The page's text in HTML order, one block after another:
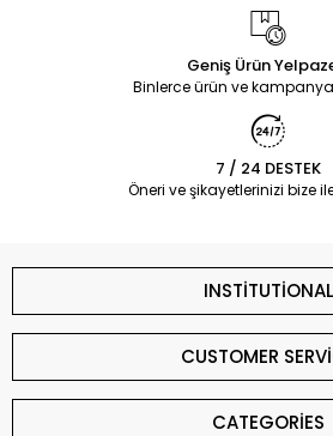
Geniş Ürün
Binlerce ürün ve
7 / 24 DESTEK
Öneri ve şikayetlerinizi bize
INSTİTUTİONAL
CUSTOMER
CATEGORİES